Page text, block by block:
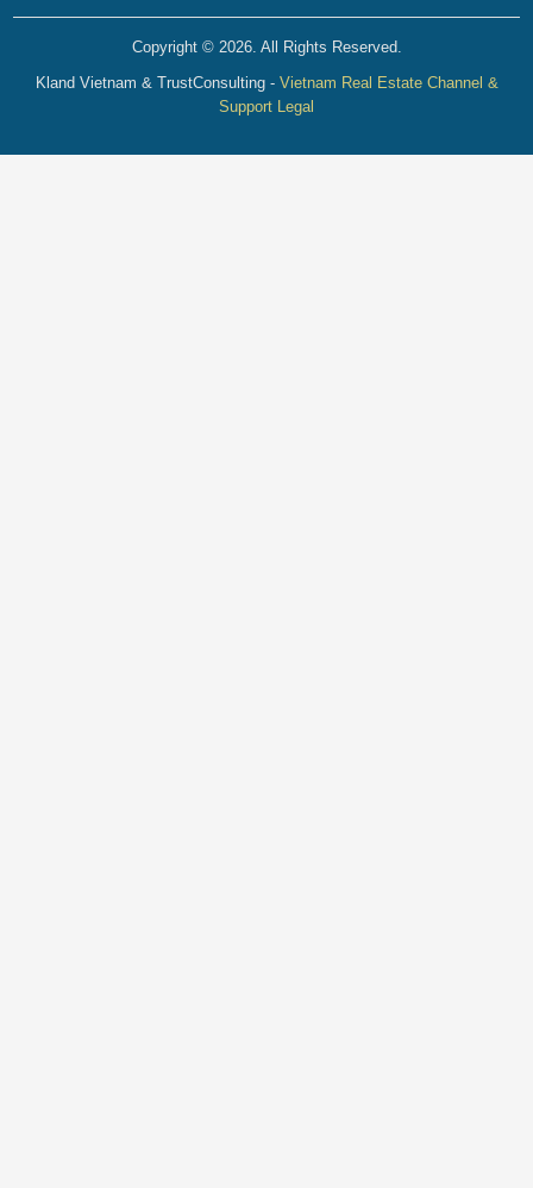
Copyright © 2026. All Rights Reserved.
Kland Vietnam & TrustConsulting - Vietnam Real Estate Channel &
Support Legal